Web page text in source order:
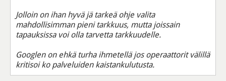
Jolloin on ihan hyvä jä tarkeä ohje valita
mahdollisimman pieni tarkkuus, mutta joissain
tapauksissa voi olla tarvetta tarkkuudelle.
Googlen on ehkä turha ihmetellä jos operaattorit välillä
kritisoi ko palveluiden kaistankulutusta.